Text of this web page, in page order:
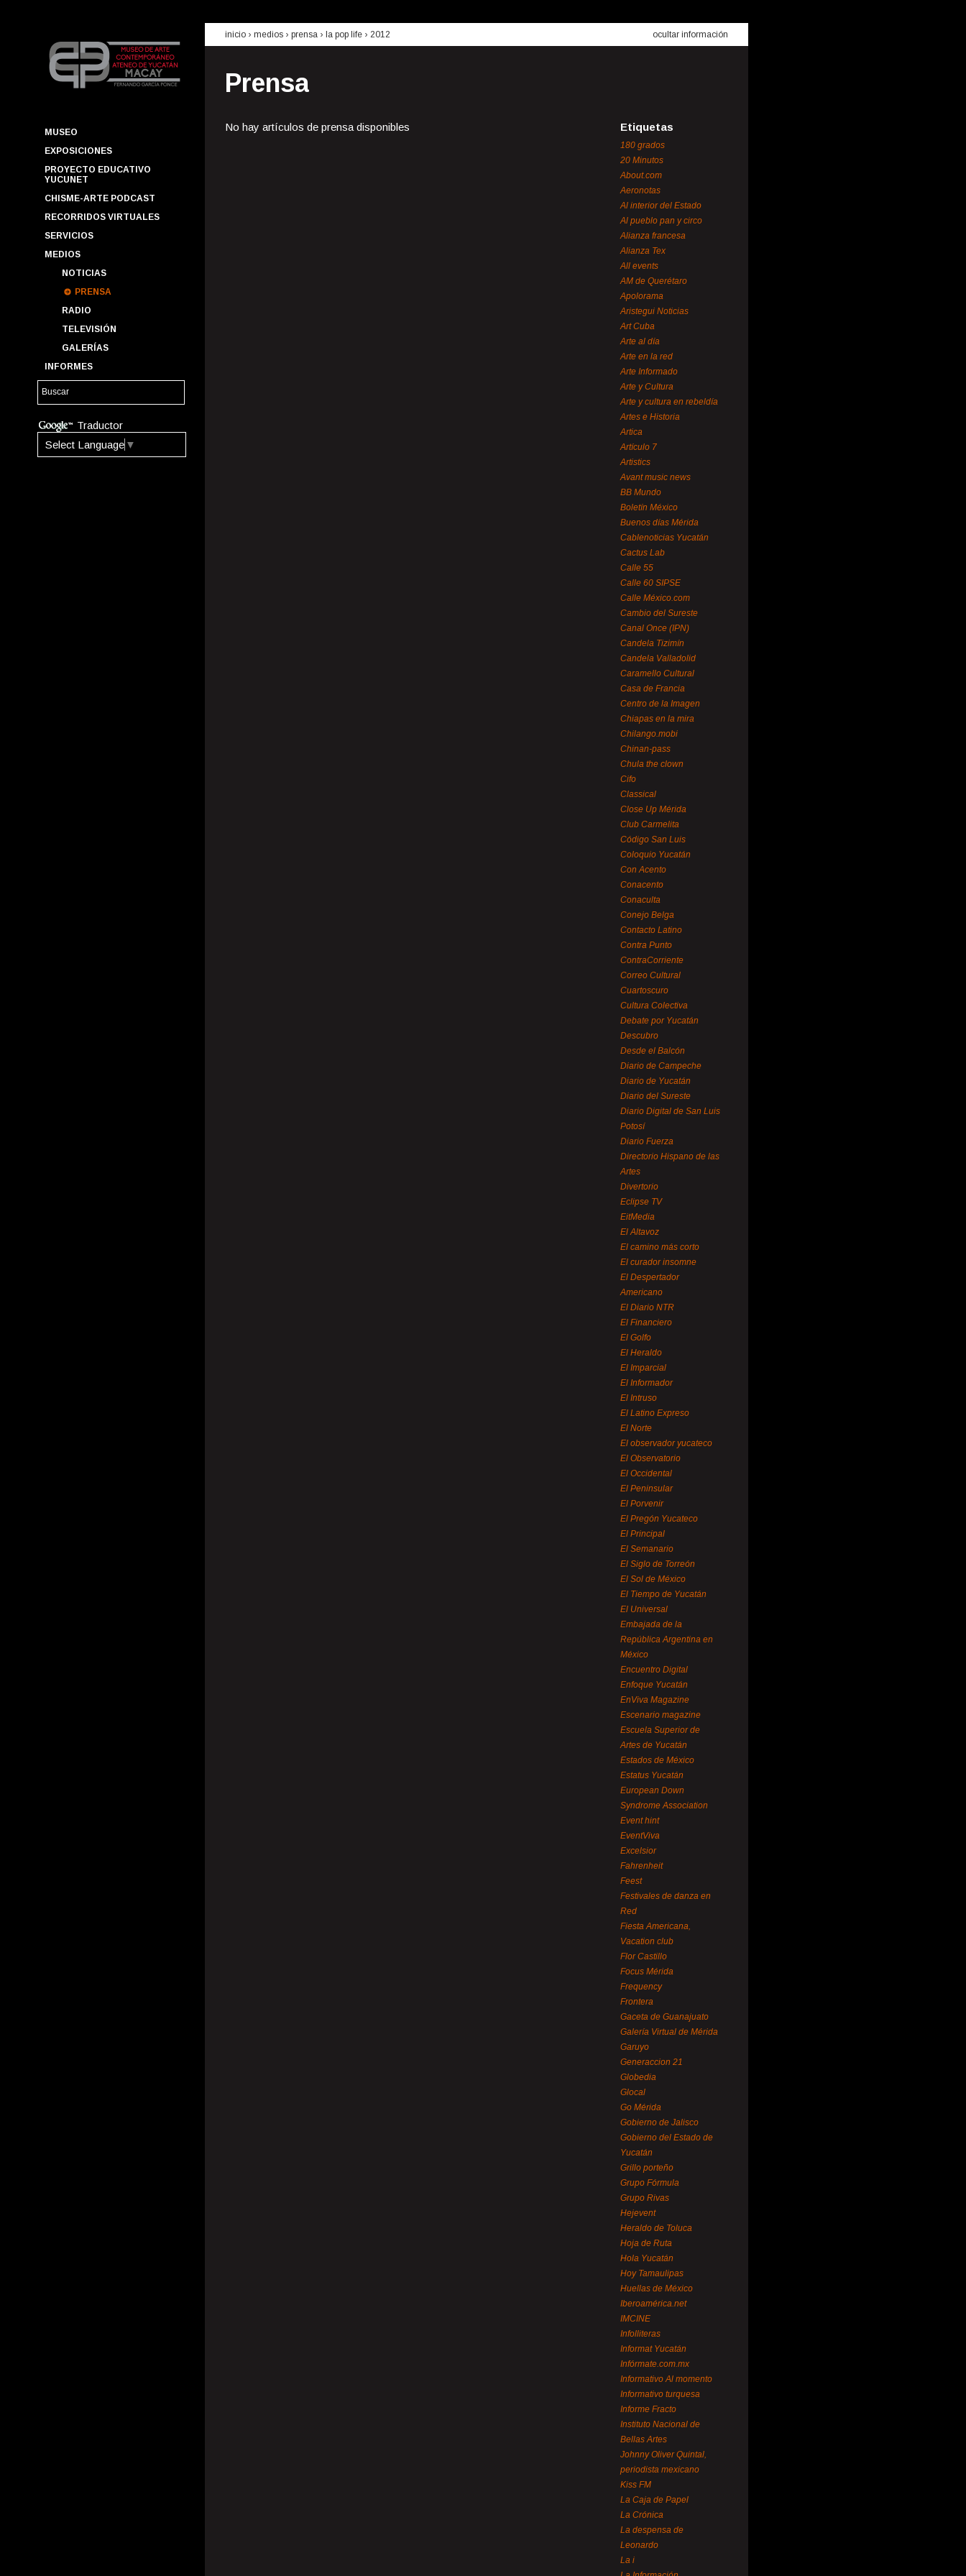
MUSEO
EXPOSICIONES
PROYECTO EDUCATIVO
YUCUNET
CHISME-ARTE PODCAST
RECORRIDOS VIRTUALES
SERVICIOS
MEDIOS
NOTICIAS
PRENSA
RADIO
TELEVISIÓN
GALERÍAS
INFORMES
Traductor
Select Language ▼
inicio › medios › prensa › la pop life › 2012 ocultar información
Prensa
No hay artículos de prensa disponibles Etiquetas
180 grados
20 Minutos
About.com
Aeronotas
Al interior del Estado
Al pueblo pan y circo
Alianza francesa
Alianza Tex
All events
AM de Querétaro
Apolorama
Aristegui Noticias
Art Cuba
Arte al día
Arte en la red
Arte Informado
Arte y Cultura
Arte y cultura en rebeldía
Artes e Historia
Artica
Artículo 7
Artistics
Avant music news
BB Mundo
Boletín México
Buenos días Mérida
Cablenoticias Yucatán
Cactus Lab
Calle 55
Calle 60 SIPSE
Calle México.com
Cambio del Sureste
Canal Once (IPN)
Candela Tizimín
Candela Valladolid
Caramello Cultural
Casa de Francia
Centro de la Imagen
Chiapas en la mira
Chilango.mobi
Chinan-pass
Chula the clown
Cifo
Classical
Close Up Mérida
Club Carmelita
Código San Luis
Coloquio Yucatán
Con Acento
Conacento
Conaculta
Conejo Belga
Contacto Latino
Contra Punto
ContraCorriente
Correo Cultural
Cuartoscuro
Cultura Colectiva
Debate por Yucatán
Descubro
Desde el Balcón
Diario de Campeche
Diario de Yucatán
Diario del Sureste
Diario Digital de San Luis
Potosí
Diario Fuerza
Directorio Hispano de las
Artes
Divertorio
Eclipse TV
EitMedia
El Altavoz
El camino más corto
El curador insomne
El Despertador
Americano
El Diario NTR
El Financiero
El Golfo
El Heraldo
El Imparcial
El Informador
El Intruso
El Latino Expreso
El Norte
El observador yucateco
El Observatorio
El Occidental
El Peninsular
El Porvenir
El Pregón Yucateco
El Principal
El Semanario
El Siglo de Torreón
El Sol de México
El Tiempo de Yucatán
El Universal
Embajada de la
República Argentina en
México
Encuentro Digital
Enfoque Yucatán
EnViva Magazine
Escenario magazine
Escuela Superior de
Artes de Yucatán
Estados de México
Estatus Yucatán
European Down
Syndrome Association
Event hint
EventViva
Excelsior
Fahrenheit
Feest
Festivales de danza en
Red
Fiesta Americana,
Vacation club
Flor Castillo
Focus Mérida
Frequency
Frontera
Gaceta de Guanajuato
Galería Virtual de Mérida
Garuyo
Generaccion 21
Globedia
Glocal
Go Mérida
Gobierno de Jalisco
Gobierno del Estado de
Yucatán
Grillo porteño
Grupo Fórmula
Grupo Rivas
Hejevent
Heraldo de Toluca
Hoja de Ruta
Hola Yucatán
Hoy Tamaulipas
Huellas de México
Iberoamérica.net
IMCINE
Infolliteras
Informat Yucatán
Infórmate.com.mx
Informativo Al momento
Informativo turquesa
Informe Fracto
Instituto Nacional de
Bellas Artes
Johnny Oliver Quintal,
periodista mexicano
Kiss FM
La Caja de Papel
La Crónica
La despensa de
Leonardo
La i